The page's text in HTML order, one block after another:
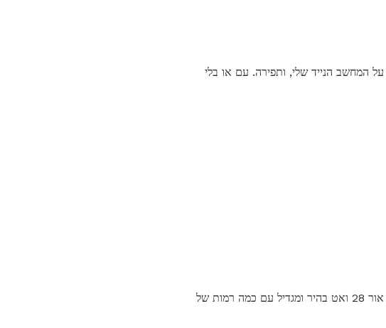
המחשב הנייד שלי, ותפירה. עם או בלי
אם יש לך שולחן מלאכה, אז אתה רוצה לשקול ברצינות להוסיף את המנורה אליו. הוא כולל אור 28 ואט בהיר ומגדיל עם כמה רמות של